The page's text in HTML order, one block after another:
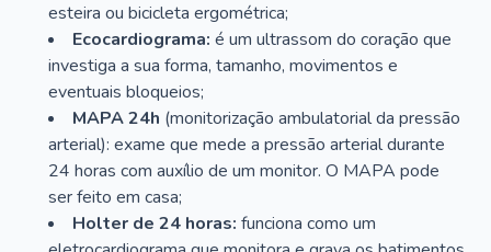
esteira ou bicicleta ergométrica;
Ecocardiograma: é um ultrassom do coração que
investiga a sua forma, tamanho, movimentos e
eventuais bloqueios;
MAPA 24h (monitorização ambulatorial da pressão
arterial): exame que mede a pressão arterial durante
24 horas com auxílio de um monitor. O MAPA pode
ser feito em casa;
Holter de 24 horas: funciona como um